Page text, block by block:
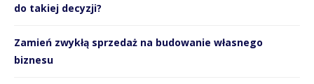
do takiej decyzji?
Zamień zwykłą sprzedaż na budowanie własnego
biznesu